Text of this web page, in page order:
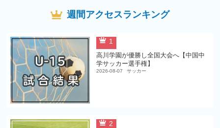
週間アクセスランキング
1
高川学園が優勝し全国大会へ【中国中
学サッカー選手権】
2026-08-07 サッカー
2